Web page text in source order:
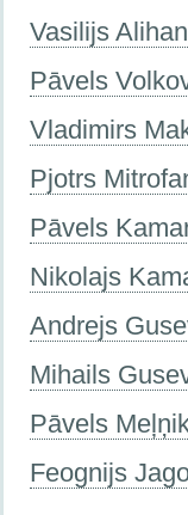
Vasilijs
Pāvels
Vladimirs
Pjotrs
Pāvels
Nikolajs
Andrejs
Mihails
Pāvels
Feognijs